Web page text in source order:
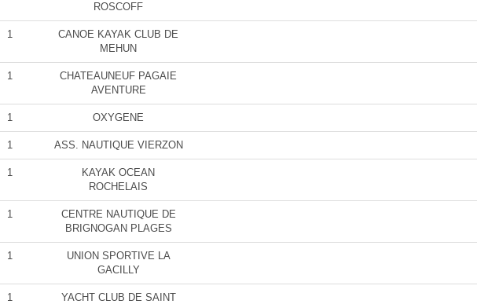
ROSCOFF
1
CANOE KAYAK CLUB DE
MEHUN
1
CHATEAUNEUF PAGAIE
AVENTURE
1 OXYGENE
1 ASS. NAUTIQUE VIERZON
1
KAYAK OCEAN
ROCHELAIS
1
CENTRE NAUTIQUE DE
BRIGNOGAN PLAGES
1
UNION SPORTIVE LA
GACILLY
1
YACHT CLUB DE SAINT